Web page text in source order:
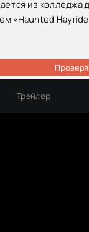
из колледжа
«Haunted
Трейлер